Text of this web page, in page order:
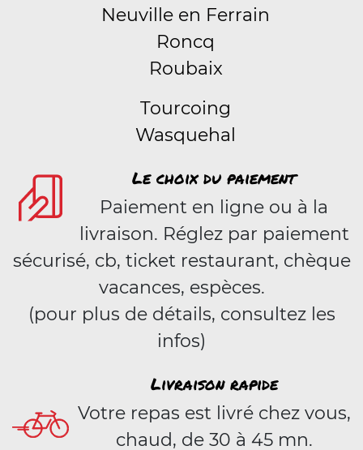
Neuville en Ferrain
Roncq
Roubaix
Tourcoing
Wasquehal
Le choix du paiement
Paiement en ligne ou à la
livraison. Réglez par paiement
sécurisé, cb, ticket restaurant, chèque
vacances, espèces.
(pour plus de détails, consultez les
infos)
Livraison rapide
Votre repas est livré chez vous,
chaud, de 30 à 45 mn.